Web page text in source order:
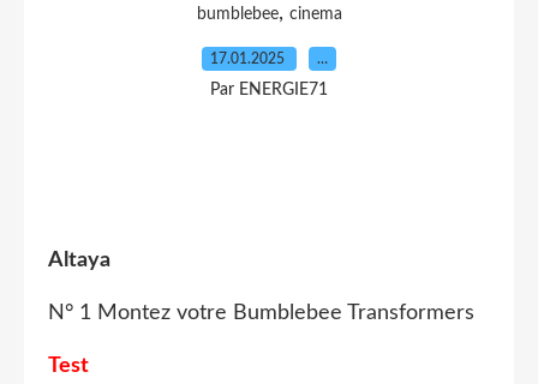
bumblebee, cinema
17.01.2025 …
Par ENERGIE71
Altaya
N° 1 Montez votre Bumblebee Transformers
Test